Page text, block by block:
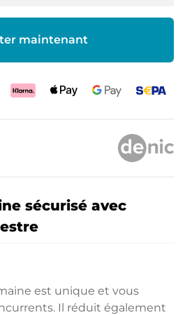
maintenant
sécurisé avec
est unique et vous
Il réduit également